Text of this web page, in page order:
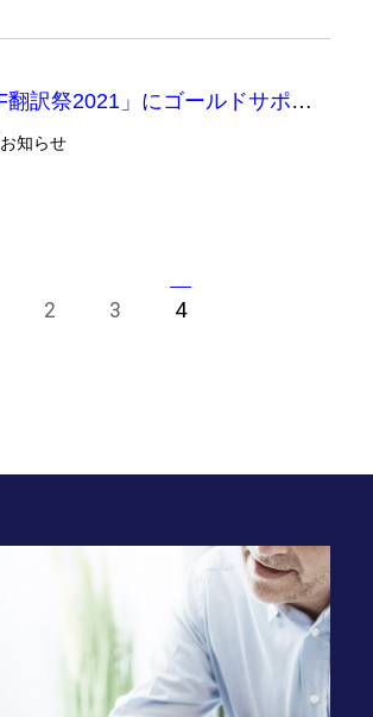
「第30回JTF翻訳祭2021」にゴールドサポーターとして参加いたします
お知らせ
2 3 4